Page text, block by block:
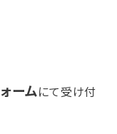
ームにて受け付